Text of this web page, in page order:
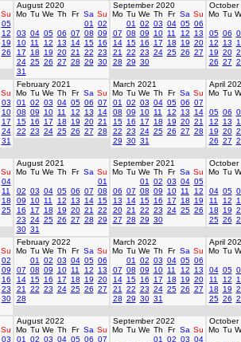
Su
05
12
19
26
August 2020
Mo Tu We Th Fr Sa Su
01
02
03 04 05 06 07 08 09
10 11 12 13 14 15 16
17
18 19 20 21 22 23
24 25 26 27 28 29 30
31
September 2020
Mo Tu We Th Fr Sa Su
01
02 03 04 05 06
07 08 09 10 11 12
13
14 15 16 17 18 19 20
21
22 23 24 25 26 27
28 29 30
October
Mo Tu
05 06
12
13
19 20
26 27
Su
03
10
17
24
31
February 2021
Mo Tu We Th Fr Sa Su
01
02 03 04 05 06 07
08 09 10 11 12 13
14
15 16 17 18 19 20 21
22 23 24 25 26 27 28
March 2021
Mo Tu We Th Fr Sa Su
01
02 03 04 05 06 07
08 09 10 11 12 13
14
15 16 17 18 19 20 21
22 23 24 25 26 27 28
29 30 31
April
Mo Tu
05 06
12
13
19 20
26 27
Su
04
11
18
25
August 2021
Mo Tu We Th Fr Sa Su
01
02 03 04 05 06 07 08
09
10 11 12 13 14 15
16
17 18 19 20 21
22
23 24 25 26 27 28 29
30 31
September 2021
Mo Tu We Th Fr Sa Su
01
02 03 04 05
06 07 08 09 10 11
12
13
14 15 16 17 18
19
20 21 22 23 24 25 26
27 28 29 30
October
Mo Tu
04 05
11
12
18
19
25 26
Su
02
09
16
23
30
February 2022
Mo Tu We Th Fr Sa Su
01
02 03 04 05 06
07 08 09 10 11 12
13
14 15 16 17 18 19 20
21
22 23 24 25 26 27
28
March 2022
Mo Tu We Th Fr Sa Su
01
02 03 04 05 06
07 08 09 10 11 12
13
14 15 16 17 18 19 20
21
22 23 24 25 26 27
28 29 30 31
April
Mo Tu
04 05
11
12
18
19
25 26
Su
03
August 2022
Mo Tu We Th Fr Sa Su
01
02 03 04 05 06 07
September 2022
Mo Tu We Th Fr Sa Su
01
02 03 04
October
Mo Tu